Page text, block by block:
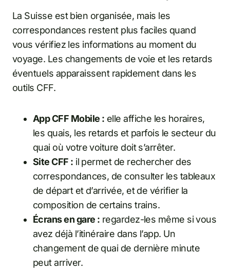
La Suisse est bien organisée, mais les
correspondances restent plus faciles quand
vous vérifiez les informations au moment du
voyage. Les changements de voie et les retards
éventuels apparaissent rapidement dans les
outils CFF.
App CFF Mobile : elle affiche les horaires,
les quais, les retards et parfois le secteur du
quai où votre voiture doit s’arrêter.
Site CFF : il permet de rechercher des
correspondances, de consulter les tableaux
de départ et d’arrivée, et de vérifier la
composition de certains trains.
Écrans en gare : regardez-les même si vous
avez déjà l’itinéraire dans l’app. Un
changement de quai de dernière minute
peut arriver.